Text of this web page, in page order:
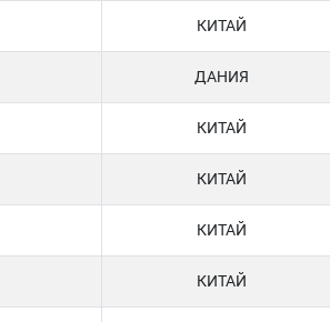
КИТАЙ
ДАНИЯ
КИТАЙ
КИТАЙ
КИТАЙ
КИТАЙ